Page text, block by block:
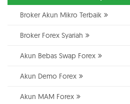
Broker Akun Mikro Terbaik
Broker Forex Syariah
Akun Bebas Swap Forex
Akun Demo Forex
Akun MAM Forex